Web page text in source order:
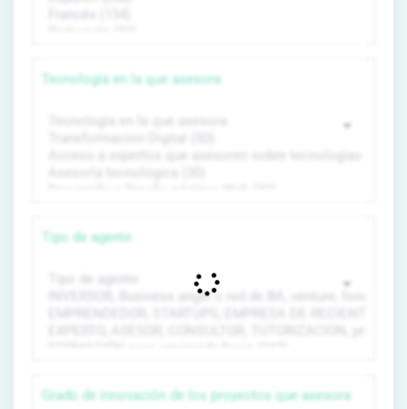
Tecnología en la que asesora
Tipo de agente
Grado de innovación de los proyectos que asesora